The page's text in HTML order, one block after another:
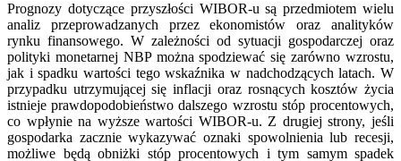
Prognozy dotyczące przyszłości WIBOR-u są przedmiotem wielu
analiz przeprowadzanych przez ekonomistów oraz analityków
rynku finansowego. W zależności od sytuacji gospodarczej oraz
polityki monetarnej NBP można spodziewać się zarówno wzrostu,
jak i spadku wartości tego wskaźnika w nadchodzących latach. W
przypadku utrzymującej się inflacji oraz rosnących kosztów życia
istnieje prawdopodobieństwo dalszego wzrostu stóp procentowych,
co wpłynie na wyższe wartości WIBOR-u. Z drugiej strony, jeśli
gospodarka zacznie wykazywać oznaki spowolnienia lub recesji,
możliwe będą obniżki stóp procentowych i tym samym spadek